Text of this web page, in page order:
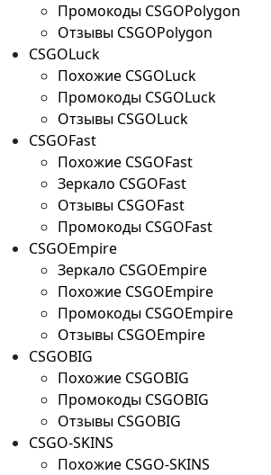
Промокоды CSGOPolygon
Отзывы CSGOPolygon
CSGOLuck
Похожие CSGOLuck
Промокоды CSGOLuck
Отзывы CSGOLuck
CSGOFast
Похожие CSGOFast
Зеркало CSGOFast
Отзывы CSGOFast
Промокоды CSGOFast
CSGOEmpire
Зеркало CSGOEmpire
Похожие CSGOEmpire
Промокоды CSGOEmpire
Отзывы CSGOEmpire
CSGOBIG
Похожие CSGOBIG
Промокоды CSGOBIG
Отзывы CSGOBIG
CSGO-SKINS
Похожие CSGO-SKINS